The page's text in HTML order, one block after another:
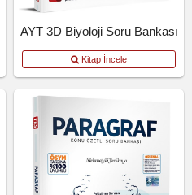
AYT 3D Biyoloji Soru Bankası
Kitap İncele